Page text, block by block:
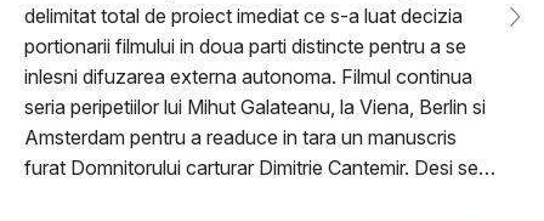
delimitat total de proiect imediat ce s-a luat decizia
portionarii filmului in doua parti distincte pentru a se
inlesni difuzarea externa autonoma. Filmul continua
seria peripetiilor lui Mihut Galateanu, la Viena, Berlin si
Amsterdam pentru a readuce in tara un manuscris
furat Domnitorului carturar Dimitrie Cantemir. Desi se…